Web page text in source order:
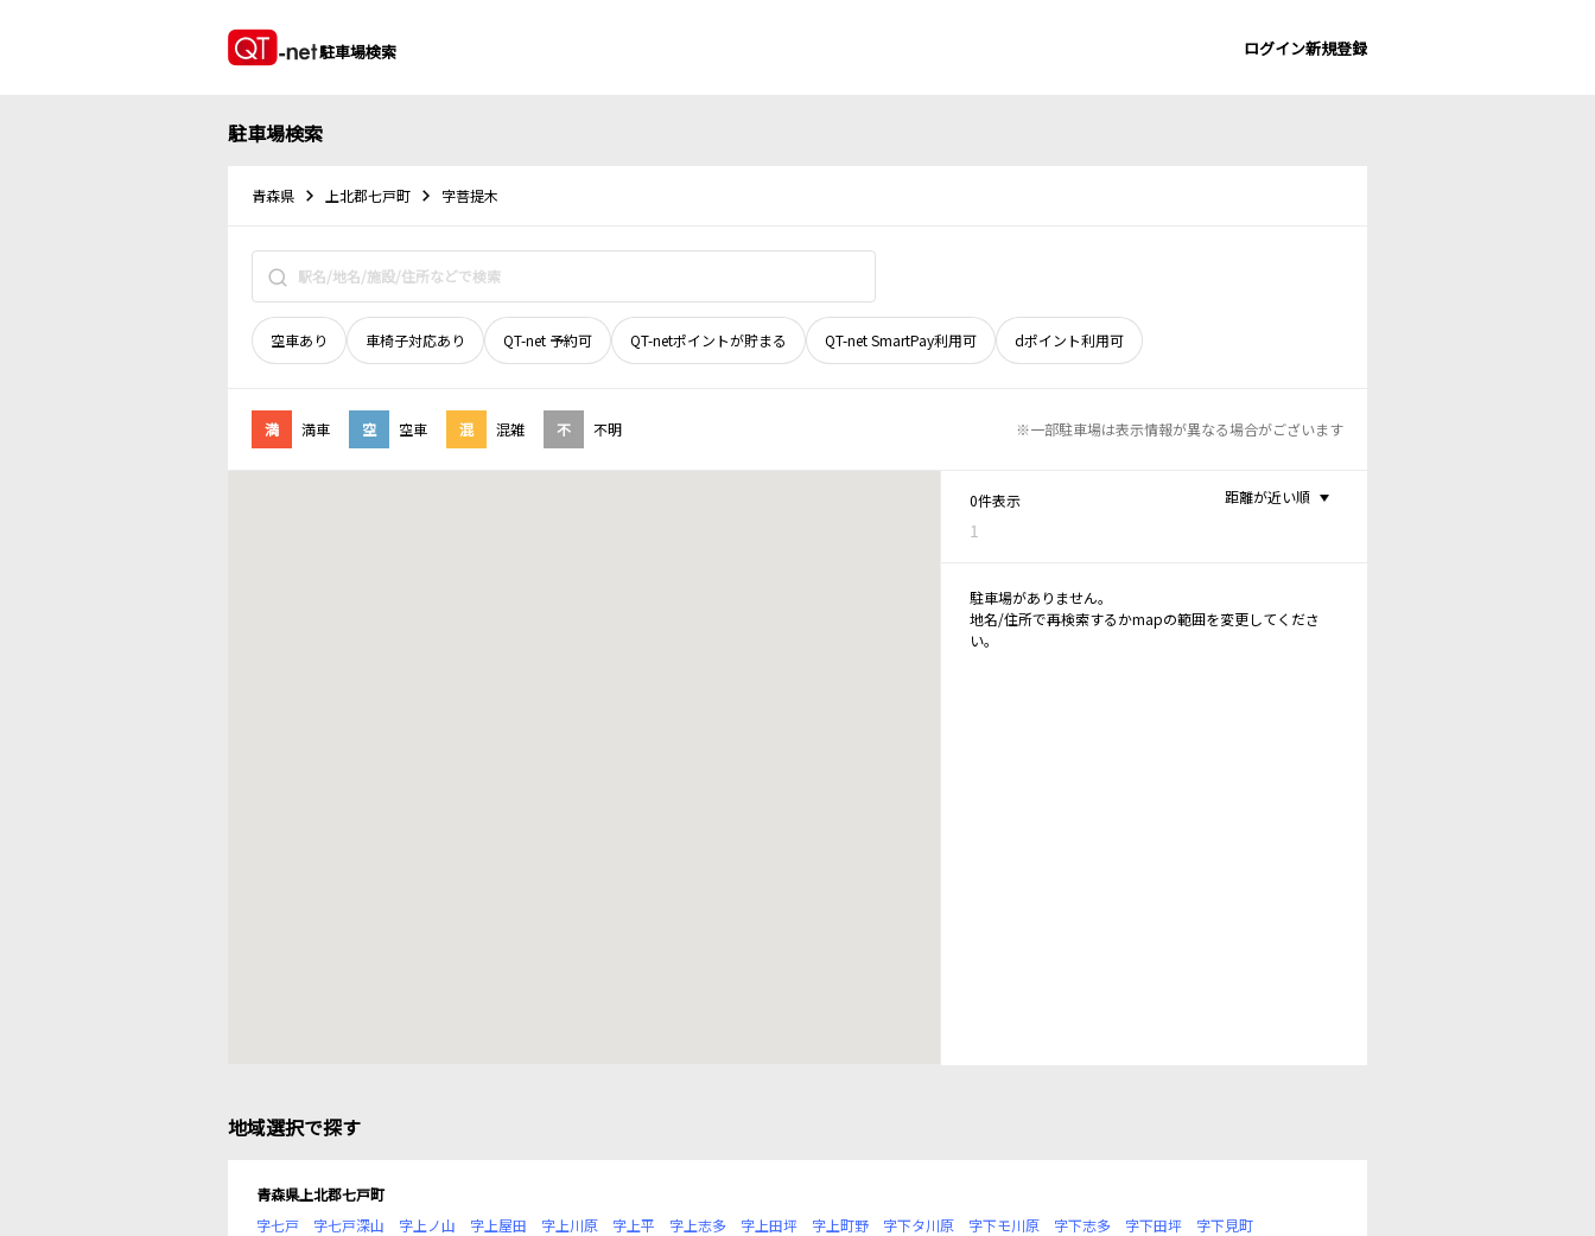
駐車場検索 ログイン新規登録
駐車場検索
青森県 上北郡七戸町 字菩提木
空車あり 車椅子対応あり QT-net 予約可 QT-netポイントが貯まる QT-net SmartPay利用可 dポイント利用可
満 満車 空 空車 混 混雑 不 不明 ※一部駐車場は表示情報が異なる場合がございます
0件表示
1
距離が近い順
駐車場がありません。
地名/住所で再検索するかmapの範囲を変更してくださ
い。
地域選択で探す
青森県上北郡七戸町
字七戸
字七戸深山 字上ノ山 字上屋田 字上川原 字上平 字上志多 字上田坪 字上町野 字下タ川原 字下モ川原 字下志多 字下田坪
字下見町